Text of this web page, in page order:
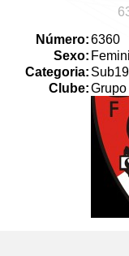
Número:6360
Sexo:
Categoria: Sub19
Clube: